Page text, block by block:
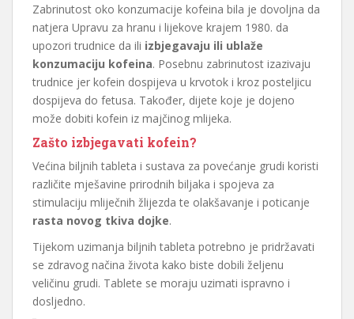
Zabrinutost oko konzumacije kofeina bila je dovoljna da
natjera Upravu za hranu i lijekove krajem 1980. da
upozori trudnice da ili izbjegavaju ili ublaže
konzumaciju kofeina. Posebnu zabrinutost izazivaju
trudnice jer kofein dospijeva u krvotok i kroz posteljicu
dospijeva do fetusa. Također, dijete koje je dojeno
može dobiti kofein iz majčinog mlijeka.
Zašto izbjegavati kofein?
Većina biljnih tableta i sustava za povećanje grudi koristi
različite mješavine prirodnih biljaka i spojeva za
stimulaciju mliječnih žlijezda te olakšavanje i poticanje
rasta novog tkiva dojke.
Tijekom uzimanja biljnih tableta potrebno je pridržavati
se zdravog načina života kako biste dobili željenu
veličinu grudi. Tablete se moraju uzimati ispravno i
dosljedno.